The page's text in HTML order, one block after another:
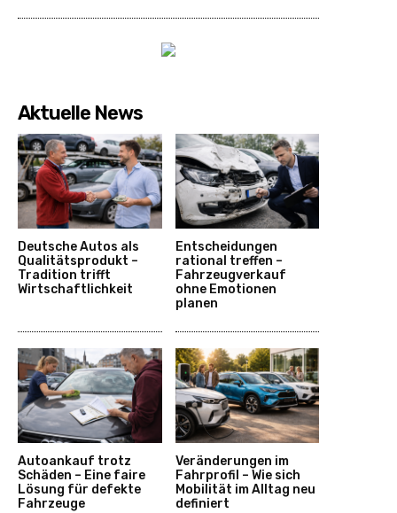
Aktuelle News
Deutsche Autos als
Qualitätsprodukt –
Tradition trifft
Wirtschaftlichkeit
Entscheidungen
rational treffen –
Fahrzeugverkauf
ohne Emotionen
planen
Autoankauf trotz
Schäden – Eine faire
Lösung für defekte
Fahrzeuge
Veränderungen im
Fahrprofil – Wie sich
Mobilität im Alltag neu
definiert